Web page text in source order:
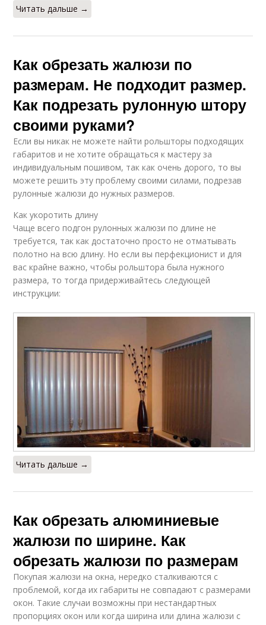
Читать дальше →
Как обрезать жалюзи по
размерам. Не подходит размер.
Как подрезать рулонную штору
своими руками?
Если вы никак не можете найти рольшторы подходящих
габаритов и не хотите обращаться к мастеру за
индивидуальным пошивом, так как очень дорого, то вы
можете решить эту проблему своими силами, подрезав
рулонные жалюзи до нужных размеров.
Как укоротить длину
Чаще всего подгон рулонных жалюзи по длине не
требуется, так как достаточно просто не отматывать
полотно на всю длину. Но если вы перфекционист и для
вас крайне важно, чтобы рольштора была нужного
размера, то тогда придерживайтесь следующей
инструкции:
Читать дальше →
Как обрезать алюминиевые
жалюзи по ширине. Как
обрезать жалюзи по размерам
Покупая жалюзи на окна, нередко сталкиваются с
проблемой, когда их габариты не совпадают с размерами
окон. Такие случаи возможны при нестандартных
пропорциях окон или когда ширина или длина жалюзи с